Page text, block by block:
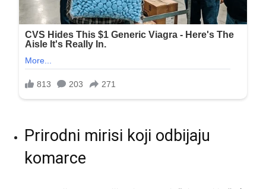
Prirodni mirisi koji odbijaju
komarce